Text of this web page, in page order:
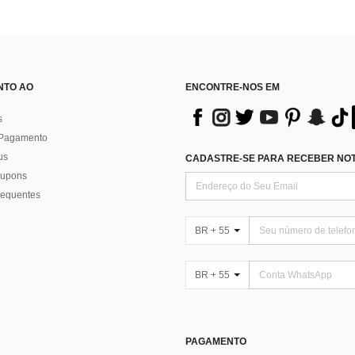
AO
ENCONTRE-NOS EM
CADASTRE-SE PARA RECEBER
BR + 55
BR + 55
PAGAMENTO